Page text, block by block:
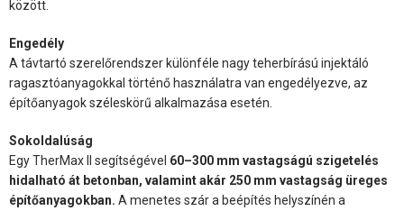
között.
Engedély
A távtartó szerelőrendszer különféle nagy teherbírású injektáló
ragasztóanyagokkal történő használatra van engedélyezve, az
építőanyagok széleskörű alkalmazása esetén.
Sokoldalúság
Egy TherMax II segítségével 60–300 mm vastagságú szigetelés
hidalható át betonban, valamint akár 250 mm vastagság üreges
építőanyagokban. A menetes szár a beépítés helyszínén a